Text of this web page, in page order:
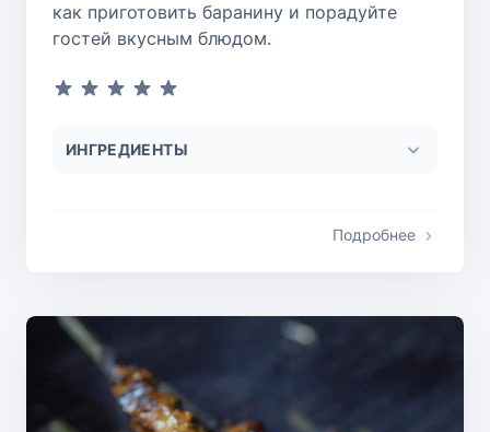
как приготовить баранину и порадуйте
гостей вкусным блюдом.
ИНГРЕДИЕНТЫ
Подробнее